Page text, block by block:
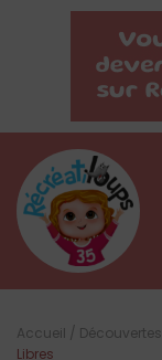
Accueil / Découvertes
Libres